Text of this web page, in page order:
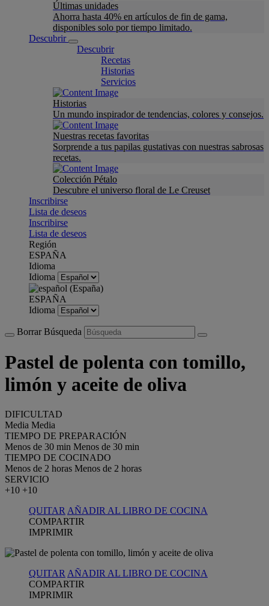
Últimas unidades
Ahorra hasta 40% en artículos de fin de gama,
disponibles solo por tiempo limitado.
Descubrir
Descubrir
Recetas
Historias
Servicios
Historias
Un mundo inspirador de tendencias, colores y consejos.
Nuestras recetas favoritas
Sorprende a tus papilas gustativas con nuestras sabrosas
recetas.
Colección Pétalo
Descubre el universo floral de Le Creuset
Inscribirse
Lista de deseos
Inscribirse
Lista de deseos
Región
ESPAÑA
Idioma
Idioma
ESPAÑA
Idioma
Borrar Búsqueda
Pastel de polenta con tomillo,
limón y aceite de oliva
DIFICULTAD
Media Media
TIEMPO DE PREPARACIÓN
Menos de 30 min Menos de 30 min
TIEMPO DE COCINADO
Menos de 2 horas Menos de 2 horas
SERVICIO
+10 +10
QUITAR AÑADIR AL LIBRO DE COCINA
COMPARTIR
IMPRIMIR
QUITAR AÑADIR AL LIBRO DE COCINA
COMPARTIR
IMPRIMIR